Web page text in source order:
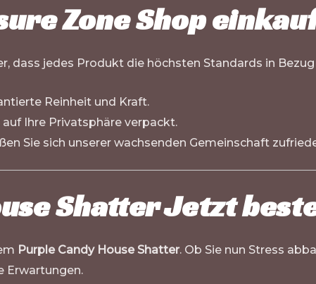
Zone Shop
dass jedes Produkt die höchsten Standards in
Reinheit und Kraft.
Ihre Privatsphäre verpackt.
Sie sich unserer wachsenden Gemeinschaft
Shatter Jetzt
Purple Candy House Shatter. Ob Sie nun Stress
Erwartungen.